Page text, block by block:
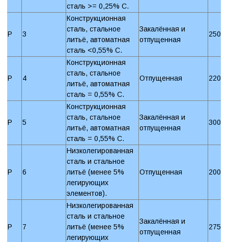
сталь >= 0,25% C.
P 3
Конструкционная
сталь, стальное
литьё, автоматная
сталь <0,55% C.
Закалённая и
отпущенная
250
P 4
Конструкционная
сталь, стальное
литьё, автоматная
сталь = 0,55% C.
Отпущенная 220
P 5
Конструкционная
сталь, стальное
литьё, автоматная
сталь = 0,55% C.
Закалённая и
отпущенная
300
P 6
Низколегированная
сталь и стальное
литьё (менее 5%
легирующих
элементов).
Отпущенная 200
P 7
Низколегированная
сталь и стальное
литьё (менее 5%
легирующих
Закалённая и
отпущенная
275